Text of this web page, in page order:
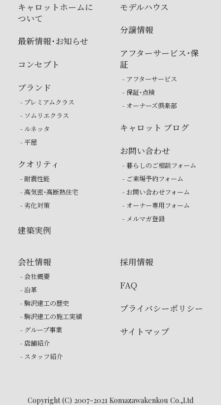
キャロットホームに
ついて
最新情報・お知らせ
コンセプト
ブランド
- プレミアムクラス
- ソムリエクラス
- ルネッタ
- 平屋
クオリティ
- 耐震性能
- 高気密・高断熱住宅
- 劣化対策
建築実例
モデルハウス
分譲情報
アフターサービス・保
証
- アフターサービス
- 保証・点検
- オーナーズ倶楽部
キャロット ブログ
お問い合わせ
- 暮らしのご相談フォーム
- ご来場予約フォーム
- お問い合わせフォーム
- オーナー専用フォーム
- メルマガ登録
会社情報
- 会社概要
- 沿革
- 駒沢建工の歴史
- 駒沢建工の施工実績
- グループ事業
- 店舗紹介
- スタッフ紹介
採用情報
FAQ
プライバシーポリシー
サイトマップ
Copyright (C) 2007-2021 Komazawakenkou Co.,Ltd